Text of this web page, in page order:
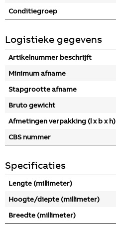
Conditiegroep
Logistieke gegevens
Artikelnummer beschrijft
Minimum afname
Stapgrootte afname
Bruto gewicht
Afmetingen verpakking (l x b x h)
CBS nummer
Specificaties
Lengte (millimeter)
Hoogte/diepte (millimeter)
Breedte (millimeter)